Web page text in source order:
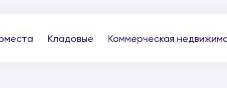
Кладовые Коммерческая